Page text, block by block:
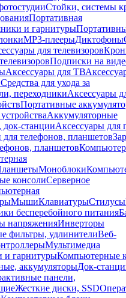
Стойки, системы
Портативная
и гарнитуры
MP3-плеерыДиктофоны
для телевизоров
Подписки на
Аксессуары для ТВ
Средства для ухода за
переходникиАксессуары
Портативные
Аккумуляторные
док-станцииАксессуары для
для телефонов, планшетов
планшетов
Моноблоки
консолиСерверное
МышиКлавиатурыСтилусы
бесперебойного питания
напряженияИнверторы
фильтры, удлинителиВеб-
Мультимедиа
и гарнитурыКомпьютерные
аккумуляторыДок-
панели,
Жесткие диски, SSD